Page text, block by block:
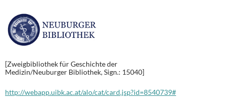
[Zweigbibliothek für Geschichte der
Medizin/Neuburger Bibliothek, Sign.: 15040]
http://webapp.uibk.ac.at/alo/cat/card.jsp?id=8540739#